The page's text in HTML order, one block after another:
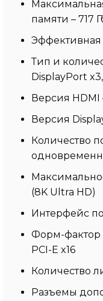
памяти – 717
Эффективная
Тип и
DisplayPort
Версия HDMI
Версия
Количество
(8K Ultra HD)
Интерфейс
Форм-фактор
PCI-E x16
Количество
Разъемы